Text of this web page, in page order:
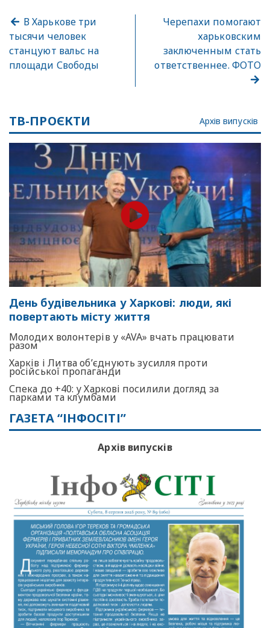
В Харькове три
тысячи человек
станцуют вальс на
площади Свободы
Черепахи помогают
харьковским
заключенным стать
ответственнее. ФОТО
ТВ-ПРОЄКТИ Архів випусків
День будівельника у Харкові: люди, які
повертають місту життя
Молодих волонтерів у «AVA» вчать працювати
разом
Харків і Литва об’єднують зусилля проти
російської пропаганди
Спека до +40: у Харкові посилили догляд за
парками та клумбами
ГАЗЕТА “ІНФОСІТІ”
Архів випусків